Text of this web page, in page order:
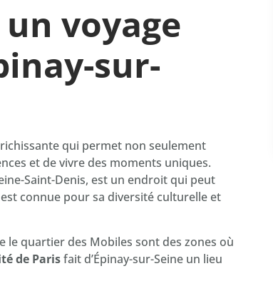
voyage
sur-
qui permet non seulement
et de vivre des moments uniques.
Saint-Denis, est un endroit qui peut
connue pour sa diversité culturelle et
le quartier des Mobiles sont des zones où
de Parisfait d’Épinay-sur-Seine un lieu